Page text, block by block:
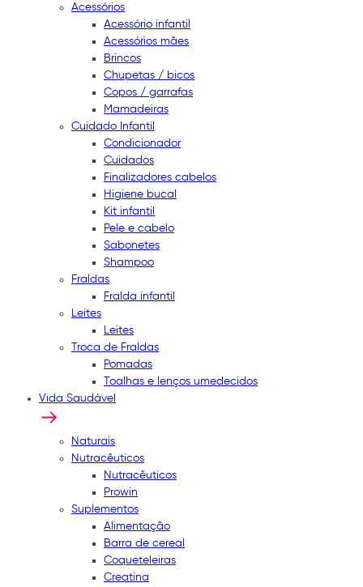
Acessórios
Acessório infantil
Acessórios mães
Brincos
Chupetas / bicos
Copos / garrafas
Mamadeiras
Cuidado Infantil
Condicionador
Cuidados
Finalizadores cabelos
Higiene bucal
Kit infantil
Pele e cabelo
Sabonetes
Shampoo
Fraldas
Fralda infantil
Leites
Leites
Troca de Fraldas
Pomadas
Toalhas e lenços umedecidos
Vida Saudável
Naturais
Nutracêuticos
Nutracêuticos
Prowin
Suplementos
Alimentação
Barra de cereal
Coqueteleiras
Creatina